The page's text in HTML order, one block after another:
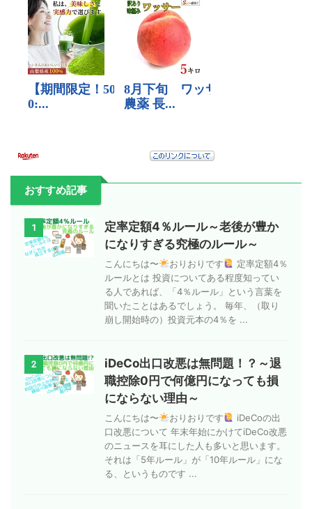
おすすめ記事
1
定率定額4％ルール～老後が豊か
になりすぎる究極のルール～
こんにちは〜 おりおりです
定率定額4％
ルールとは 投資についてある程度知ってい
る人であれば、「4％ルール」という言葉を
聞いたことはあるでしょう。 毎年、（取り
崩し開始時の）投資元本の4％を ...
2
iDeCo出口改悪は無問題！？～退
職控除0円で何億円になっても損
にならない理由～
こんにちは〜 おりおりです
iDeCoの出
口改悪について 年末年始にかけてiDeCo改悪
のニュースを耳にした人も多いと思います。
それは「5年ルール」が「10年ルール」にな
る、というものです ...